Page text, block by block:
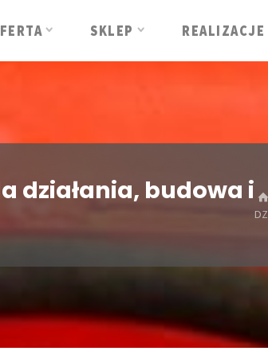
SKLEP REALIZACJE
działania, budowa i